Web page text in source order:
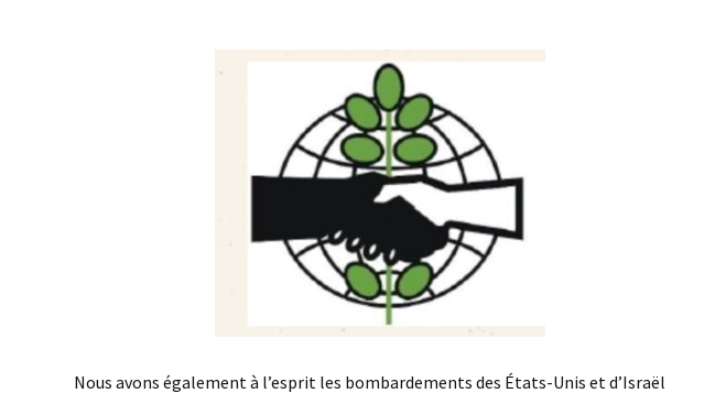
Nous avons également à l’esprit les bombardements des États-Unis et d’Israël